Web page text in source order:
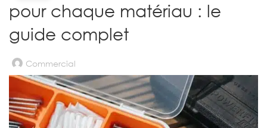
pour chaque matériau : le
guide complet
Commercial